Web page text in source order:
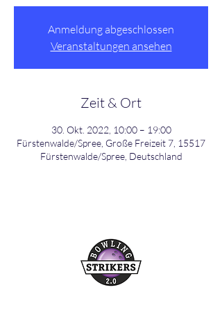
Anmeldung abgeschlossen
Veranstaltungen ansehen
Zeit & Ort
30. Okt. 2022, 10:00 – 19:00
Fürstenwalde/Spree, Große Freizeit 7, 15517
Fürstenwalde/Spree, Deutschland